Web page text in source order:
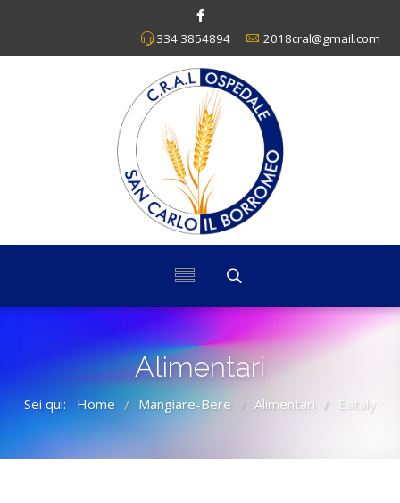
334 3854894 2018cral@gmail.com
Alimentari
Sei qui: Home / Mangiare-Bere / Alimentari / Eataly